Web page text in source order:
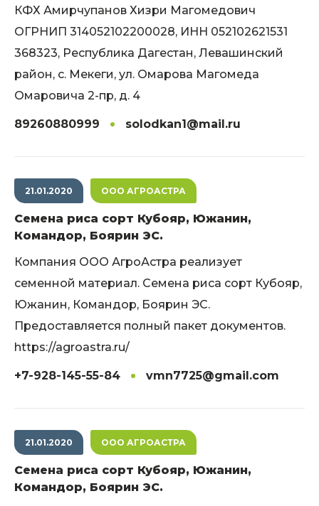
КФХ Амирчупанов Хизри Магомедович
ОГРНИП 314052102200028, ИНН 052102621531
368323, Республика Дагестан, Левашинский
район, с. Мекеги, ул. Омарова Магомеда
Омаровича 2-пр, д. 4
89260880999 solodkan1@mail.ru
21.01.2020 ООО АГРОАСТРА
Семена риса сорт Кубояр, Южанин,
Командор, Боярин ЭС.
Компания ООО АгроАстра реализует
семенной материал. Семена риса сорт Кубояр,
Южанин, Командор, Боярин ЭС.
Предоставляется полный пакет документов.
https://agroastra.ru/
+7-928-145-55-84 vmn7725@gmail.com
21.01.2020 ООО АГРОАСТРА
Семена риса сорт Кубояр, Южанин,
Командор, Боярин ЭС.